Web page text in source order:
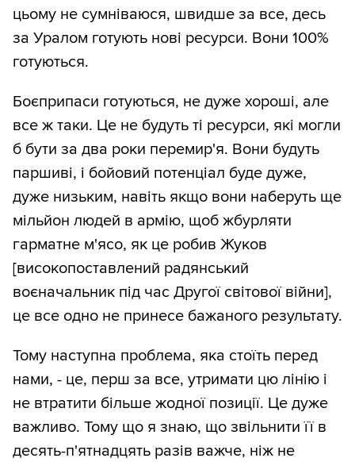
цьому не сумніваюся, швидше за все, десь
за Уралом готують нові ресурси. Вони 100%
готуються.
Боєприпаси готуються, не дуже хороші, але
все ж таки. Це не будуть ті ресурси, які могли
б бути за два роки перемир'я. Вони будуть
паршиві, і бойовий потенціал буде дуже,
дуже низьким, навіть якщо вони наберуть ще
мільйон людей в армію, щоб жбурляти
гарматне м'ясо, як це робив Жуков
[високопоставлений радянський
воєначальник під час Другої світової війни],
це все одно не принесе бажаного результату.
Тому наступна проблема, яка стоїть перед
нами, - це, перш за все, утримати цю лінію і
не втратити більше жодної позиції. Це дуже
важливо. Тому що я знаю, що звільнити її в
десять-п'ятнадцять разів важче, ніж не